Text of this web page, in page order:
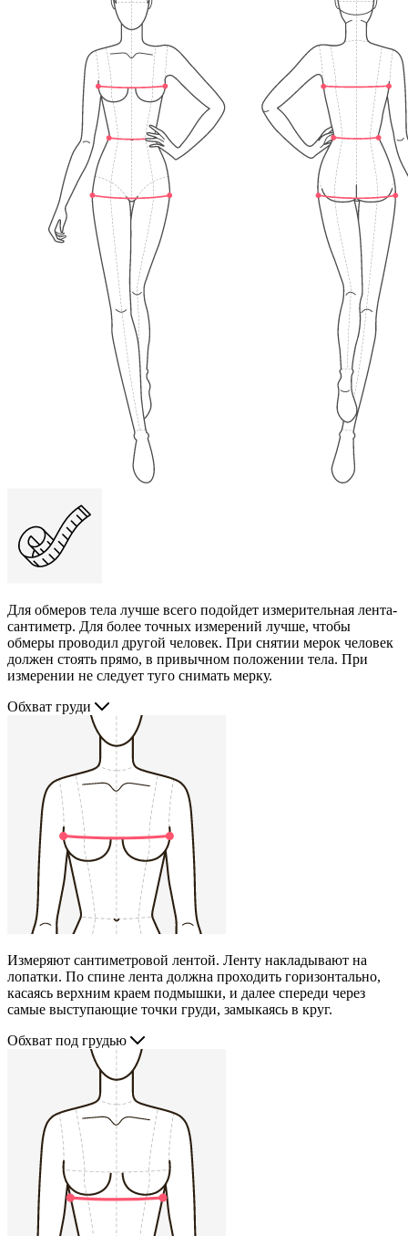
Для обмеров тела лучше всего подойдет измерительная лента-
сантиметр. Для более точных измерений лучше, чтобы
обмеры проводил другой человек. При снятии мерок человек
должен стоять прямо, в привычном положении тела. При
измерении не следует туго снимать мерку.
Обхват груди
Измеряют сантиметровой лентой. Ленту накладывают на
лопатки. По спине лента должна проходить горизонтально,
касаясь верхним краем подмышки, и далее спереди через
самые выступающие точки груди, замыкаясь в круг.
Обхват под грудью